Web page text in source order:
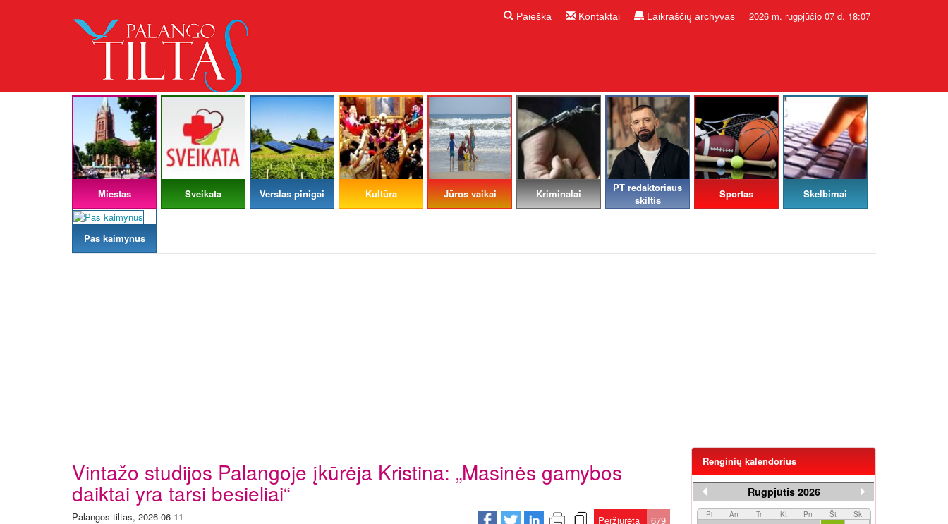
Paieška Kontaktai Laikraščių archyvas 2026 m. rugpjūčio 07 d. 18:07
Miestas Sveikata Verslas pinigai Kultūra Jūros vaikai Kriminalai
PT redaktoriaus
skiltis
Sportas Skelbimai
Pas kaimynus
Vintažo studijos Palangoje įkūrėja Kristina: „Masinės gamybos
daiktai yra tarsi besieliai“
Palangos tiltas, 2026-06-11 Peržiūrėta 679
Renginių kalendorius
Rugpjūtis 2026
Pi An Tr Kt Pn Št Sk